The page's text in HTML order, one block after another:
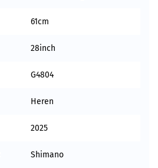
61cm
28inch
G4804
Heren
2025
Shimano